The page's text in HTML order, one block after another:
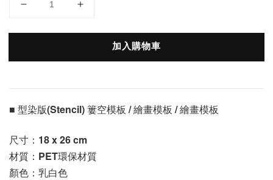
加入購物車
■ 型染版(Stencil) 簍空模板 / 繪畫模板 / 繪畫模板
尺寸： 18 x 26 cm
材質：PET環保材質
顏色：乳白色